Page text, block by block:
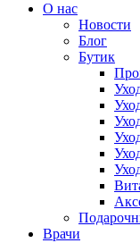
О нас
Новости
Блог
Бутик
Врачи